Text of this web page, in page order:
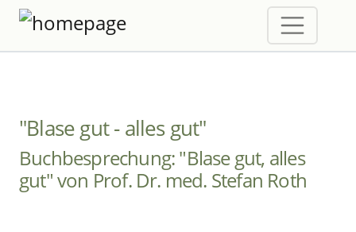
"Blase gut - alles gut"
Buchbesprechung: "Blase gut, alles
gut" von Prof. Dr. med. Stefan Roth